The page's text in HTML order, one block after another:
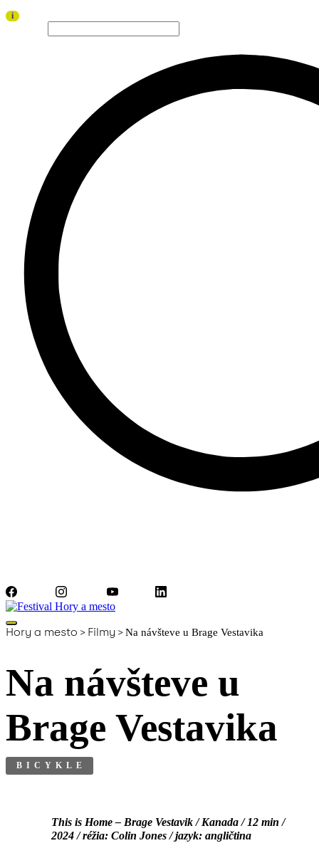
i
Hory a mesto > Filmy >Na návšteve u Brage Vestavika
Na návšteve u
Brage Vestavika
BICYKLE
This is Home – Brage Vestavik / Kanada / 12 min /
2024 / réžia: Colin Jones / jazyk: angličtina